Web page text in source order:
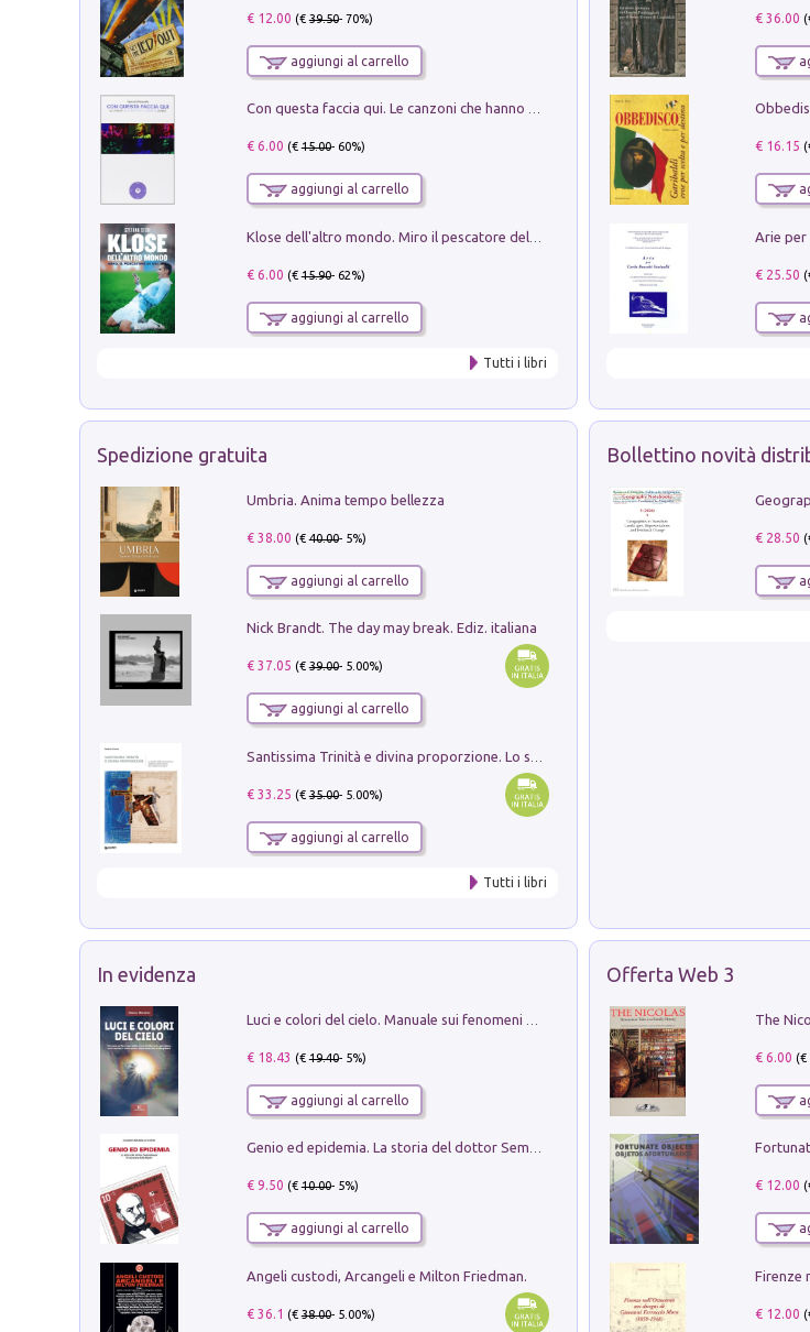
€ 12.00 (€39.50- 70%)
aggiungi al carrello
Con questa faccia qui. Le canzoni che hanno fatto la storia di Ligabue
€ 6.00 (€15.00- 60%)
aggiungi al carrello
Klose dell'altro mondo. Miro il pescatore del goal
€ 6.00 (€15.90- 62%)
aggiungi al carrello
Tutti i libri
€ 36.00
€ 16.15
€ 25.50
Spedizione gratuita
Umbria. Anima tempo bellezza
€ 38.00 (€40.00- 5%)
aggiungi al carrello
Nick Brandt. The day may break. Ediz. italiana
€ 37.05 (€39.00- 5.00%)
aggiungi al carrello
€ 33.25 (€35.00- 5.00%)
aggiungi al carrello
Tutti i libri
Bollettino novità
€ 28.50
In evidenza
€ 18.43 (€19.40- 5%)
aggiungi al carrello
Genio ed epidemia. La storia del dottor Semmelweis, il Salvatore delle Madri
€ 9.50 (€10.00- 5%)
aggiungi al carrello
Angeli custodi, Arcangeli e Milton Friedman.
€ 36.1 (€38.00- 5.00%)
Offerta Web 3
€ 6.00 (€
€ 12.00
€ 12.00